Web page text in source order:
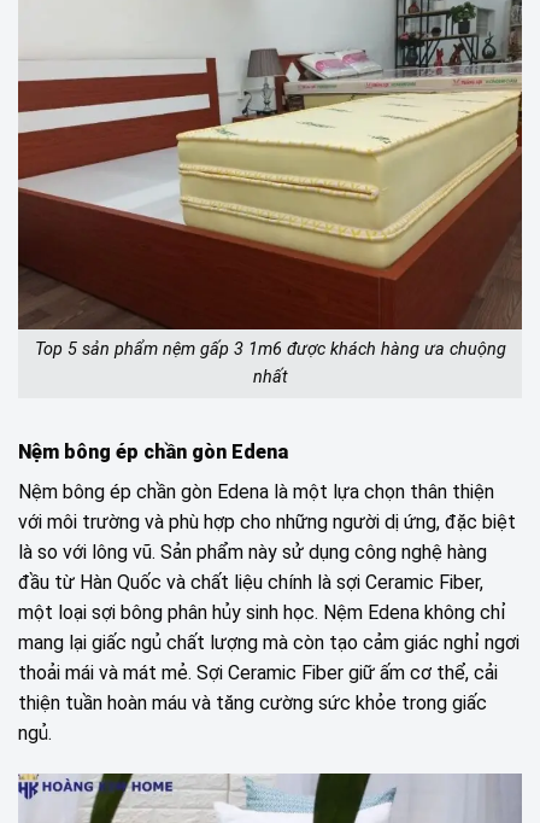
Top 5 sản phẩm nệm gấp 3 1m6 được khách hàng ưa chuộng
nhất
Nệm bông ép chần gòn Edena
Nệm bông ép chần gòn Edena là một lựa chọn thân thiện
với môi trường và phù hợp cho những người dị ứng, đặc biệt
là so với lông vũ. Sản phẩm này sử dụng công nghệ hàng
đầu từ Hàn Quốc và chất liệu chính là sợi Ceramic Fiber,
một loại sợi bông phân hủy sinh học. Nệm Edena không chỉ
mang lại giấc ngủ chất lượng mà còn tạo cảm giác nghỉ ngơi
thoải mái và mát mẻ. Sợi Ceramic Fiber giữ ấm cơ thể, cải
thiện tuần hoàn máu và tăng cường sức khỏe trong giấc
ngủ.